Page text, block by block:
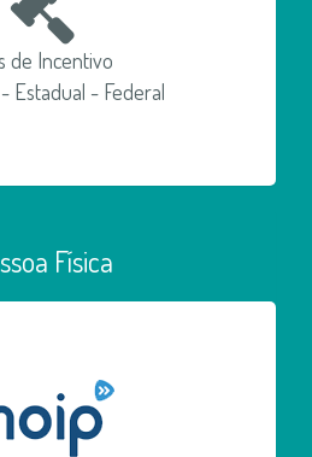
de Incentivo
Estadual - Federal
Física